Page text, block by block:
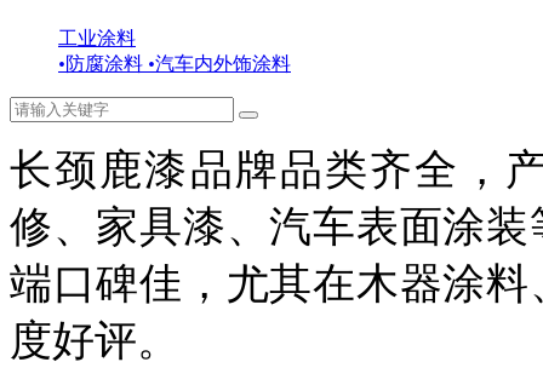
工业涂料
•防腐涂料 •汽车内外饰涂料
长颈鹿漆品牌品类齐全，
修、家具漆、汽车表面涂
端口碑佳，尤其在木器涂
度好评。